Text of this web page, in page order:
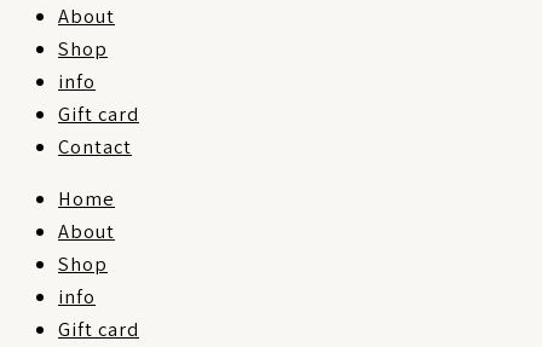
About
Shop
info
Gift card
Contact
Home
About
Shop
info
Gift card